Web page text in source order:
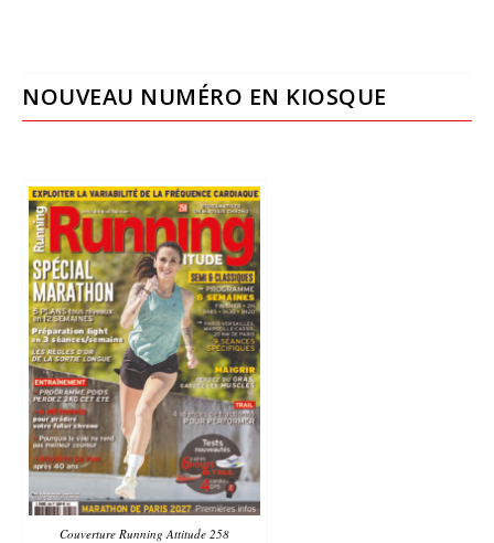
NOUVEAU NUMÉRO EN KIOSQUE
Couverture Running Attitude 258